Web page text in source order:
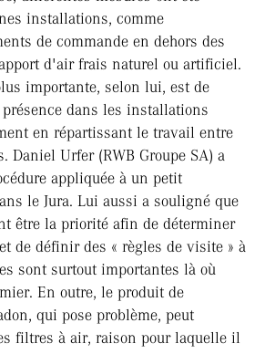
installations, comme
de commande en dehors des
d'air frais naturel ou artificiel.
importante, selon lui, est de
dans les installations
en répartissant le travail entre
Daniel Urfer (RWB Groupe SA) a
appliquée à un petit
le Jura. Lui aussi a souligné que
être la priorité afin de déterminer
de définir des « règles de visite » à
sont surtout importantes là où
En outre, le produit de
qui pose problème, peut
filtres à air, raison pour laquelle il